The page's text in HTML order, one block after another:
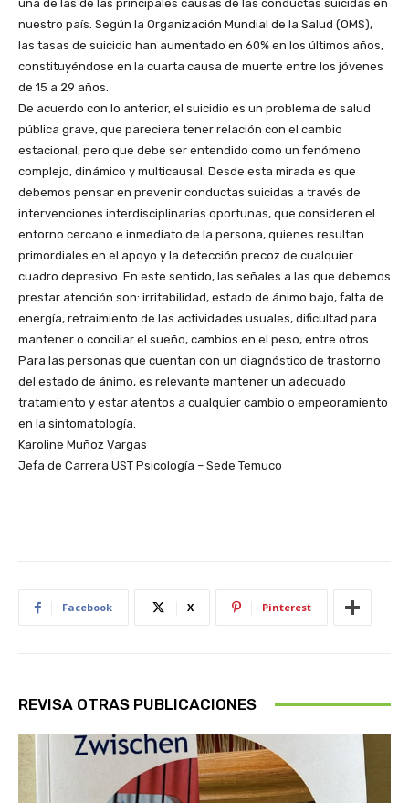
una de las de las principales causas de las conductas suicidas en
nuestro país. Según la Organización Mundial de la Salud (OMS),
las tasas de suicidio han aumentado en 60% en los últimos años,
constituyéndose en la cuarta causa de muerte entre los jóvenes
de 15 a 29 años.
De acuerdo con lo anterior, el suicidio es un problema de salud
pública grave, que pareciera tener relación con el cambio
estacional, pero que debe ser entendido como un fenómeno
complejo, dinámico y multicausal. Desde esta mirada es que
debemos pensar en prevenir conductas suicidas a través de
intervenciones interdisciplinarias oportunas, que consideren el
entorno cercano e inmediato de la persona, quienes resultan
primordiales en el apoyo y la detección precoz de cualquier
cuadro depresivo. En este sentido, las señales a las que debemos
prestar atención son: irritabilidad, estado de ánimo bajo, falta de
energía, retraimiento de las actividades usuales, dificultad para
mantener o conciliar el sueño, cambios en el peso, entre otros.
Para las personas que cuentan con un diagnóstico de trastorno
del estado de ánimo, es relevante mantener un adecuado
tratamiento y estar atentos a cualquier cambio o empeoramiento
en la sintomatología.
Karoline Muñoz Vargas
Jefa de Carrera UST Psicología – Sede Temuco
Facebook X Pinterest
REVISA OTRAS PUBLICACIONES